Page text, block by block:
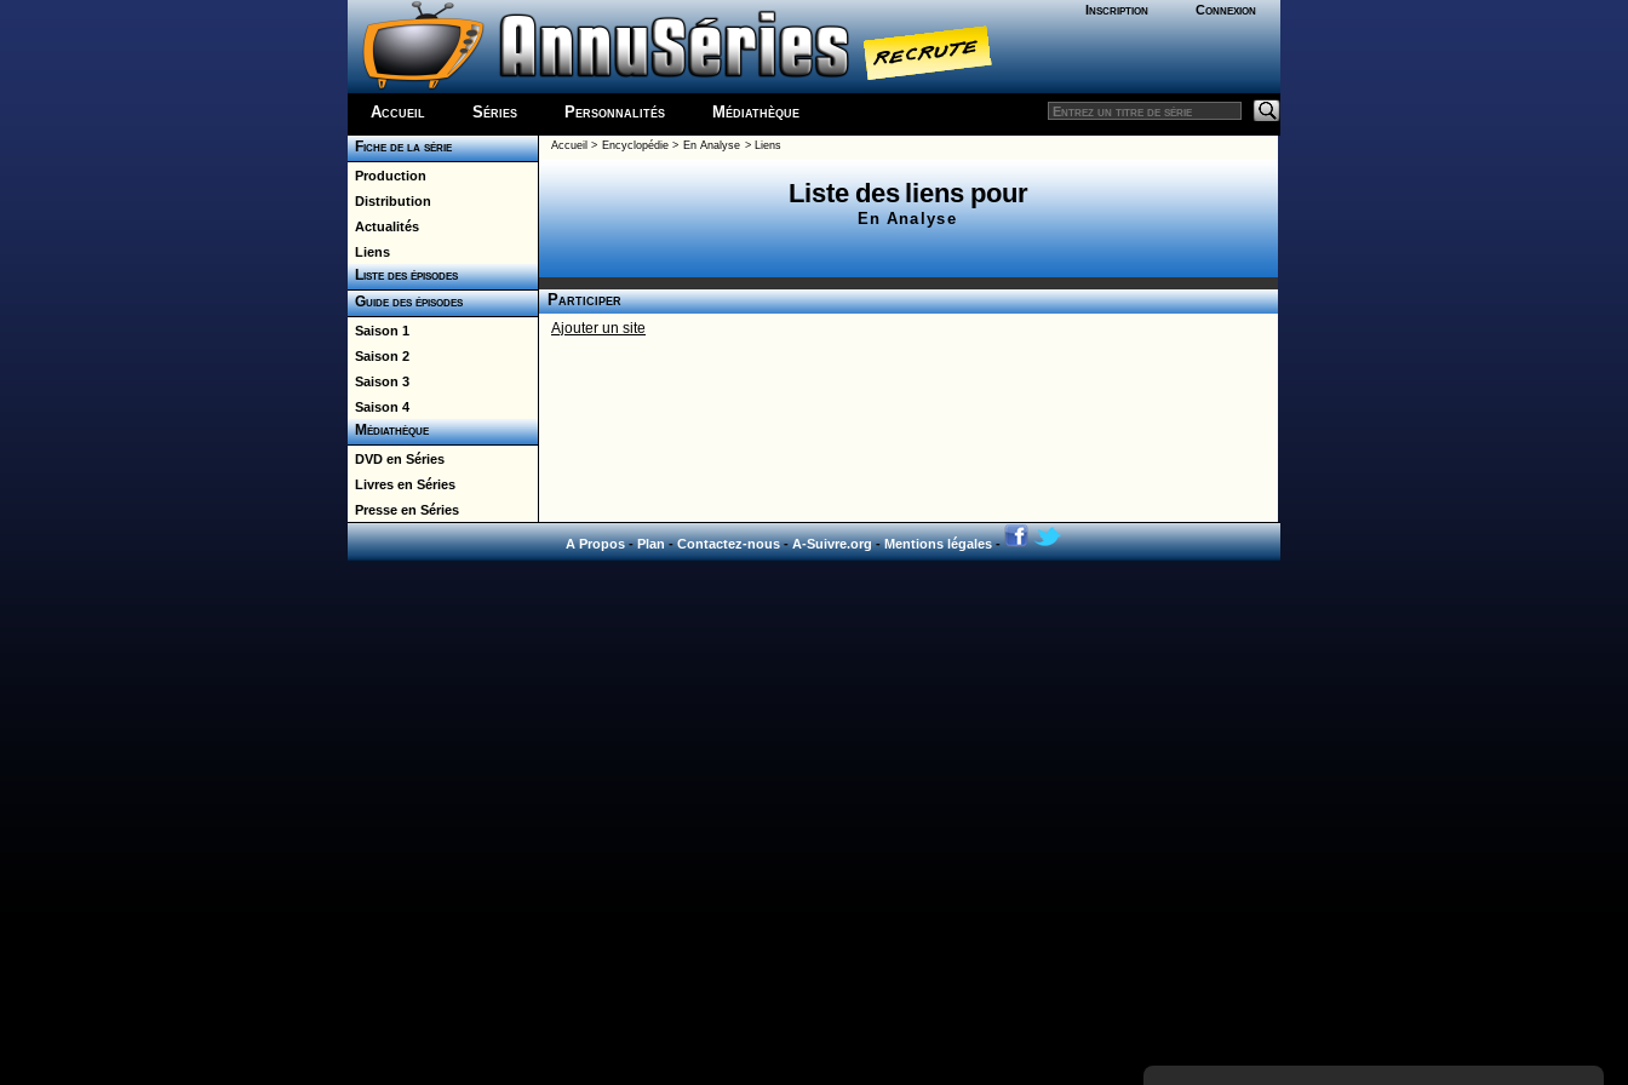
Inscription Connexion
Accueil Séries Personnalités Médiathèque
Fiche de la série
Production
Distribution
Actualités
Liens
Liste des épisodes
Guide des épisodes
Saison 1
Saison 2
Saison 3
Saison 4
Médiathèque
DVD en Séries
Livres en Séries
Presse en Séries
Accueil > Encyclopédie> En Analyse > Liens
Liste des liens pour
En Analyse
Participer
Ajouter un site
A Propos-Plan-Contactez-nous-A-Suivre.org-Mentions légales-